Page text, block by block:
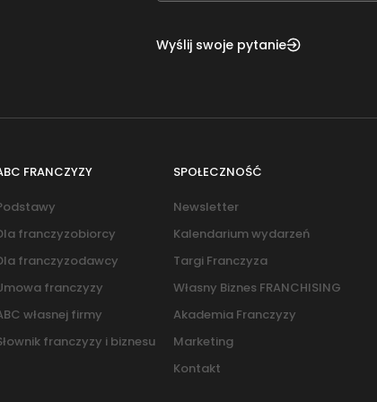
Wyślij swoje pytanie
FRANCZYZY
franczyzobiorcy
franczyzodawcy
franczyzy
własnej firmy
franczyzy i biznesu
SPOŁECZNOŚĆ
Newsletter
Kalendarium wydarzeń
Targi Franczyza
Własny Biznes FRANCHISING
Akademia Franczyzy
Marketing
Kontakt